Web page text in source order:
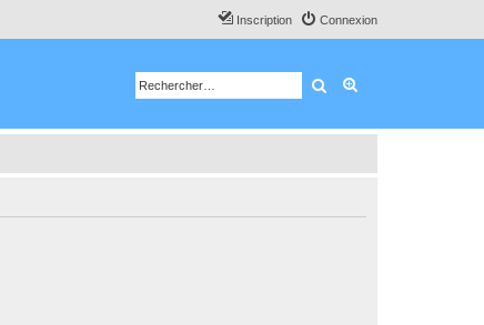
Connexion
Inscription
Rechercher